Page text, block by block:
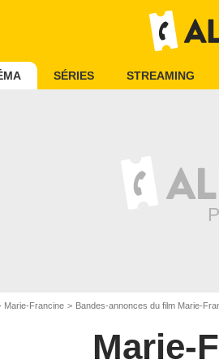
SÉRIES STREAMING
Marie-Francine Bandes-annonces du film Marie-
Marie-